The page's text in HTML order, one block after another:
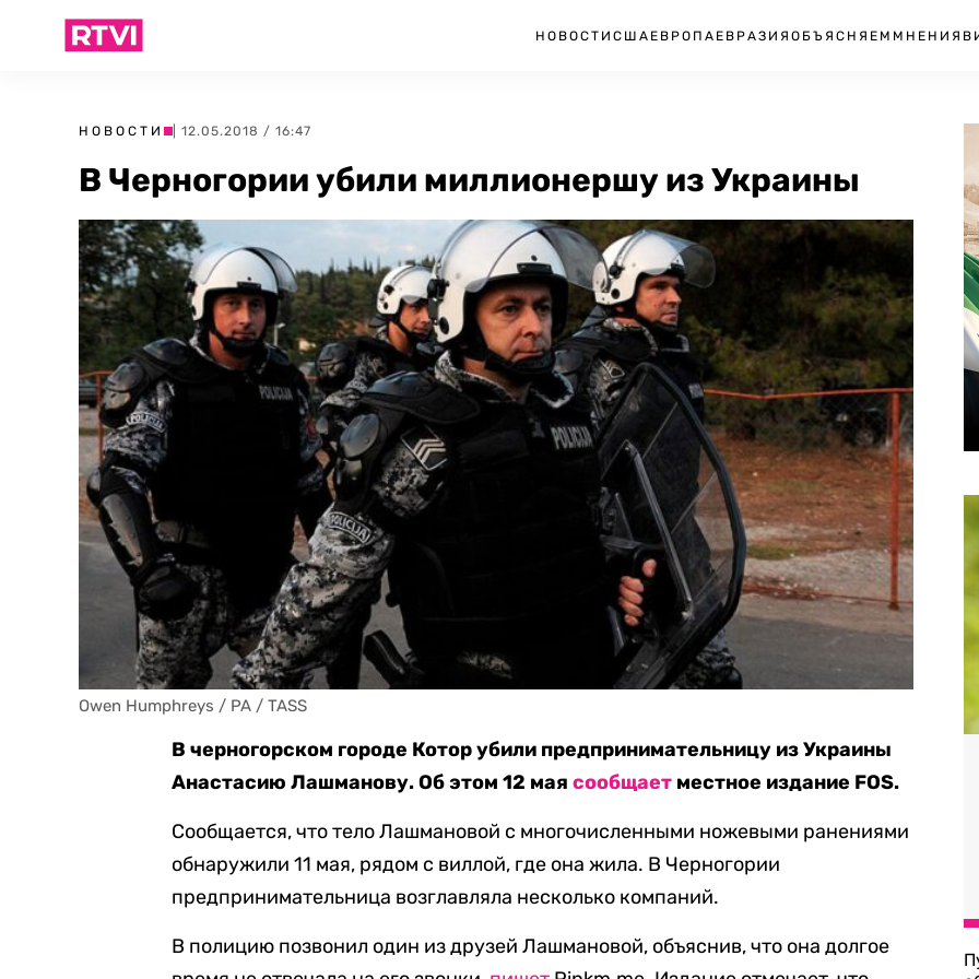
НОВОСТИ США ЕВРОПА ЕВРАЗИЯ ОБЪЯСНЯЕМ МНЕНИЯ
НОВОСТИ | 12.05.2018 / 16:47
В Черногории убили миллионершу из Украины
Owen Humphreys / PA / TASS
В черногорском городе Котор убили предпринимательницу из Украины
Анастасию Лашманову. Об этом 12 маясообщает местное издание FOS.
Сообщается, что тело Лашмановой с многочисленными ножевыми ранениями
обнаружили 11 мая, рядом с виллой, где она жила. В Черногории
предпринимательница возглавляла несколько компаний.
В полицию позвонил один из друзей Лашмановой, объяснив, что она долгое